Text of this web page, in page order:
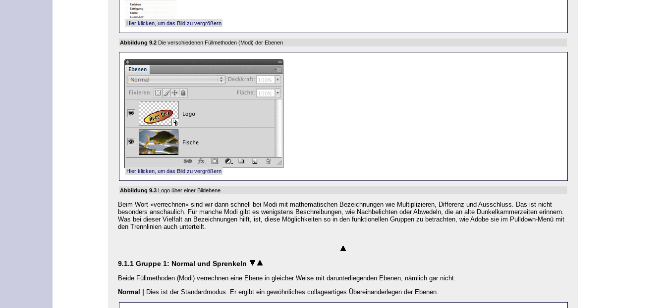
Hier klicken, um das Bild zu vergrößern
Abbildung 9.2 Die verschiedenen Füllmethoden (Modi) der Ebenen
Hier klicken, um das Bild zu vergrößern
Abbildung 9.3 Logo über einer Bildebene
Beim Wort »verrechnen« sind wir dann schnell bei Modi mit mathematischen Bezeichnungen wie Multiplizieren Differenz und Ausschluss . Das ist nicht
besonders anschaulich. Für manche Modi gibt es wenigstens Beschreibungen, wie Nachbelichten oderAbwedeln, die an alte Dunkelkammerzeiten erinnern.
Was bei dieser Vielfalt an Bezeichnungen hilft, ist, diese Möglichkeiten so in den funktionellen Gruppen zu betrachten, wie Adobe sie im Pulldown-Menü mit
den Trennlinien auch unterteilt.
9.1.1 Gruppe 1: Normal und Sprenkeln
Beide Füllmethoden (Modi) verrechnen eine Ebene in gleicher Weise mit darunterliegenden Ebenen, nämlich gar nicht.
Normal | Dies ist der Standardmodus. Er ergibt ein gewöhnliches collageartiges Übereinanderlegen der Ebenen.